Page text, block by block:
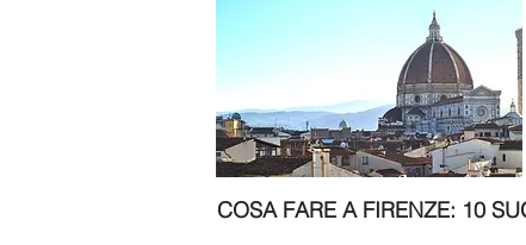
COSA FARE A FIRENZE: 10